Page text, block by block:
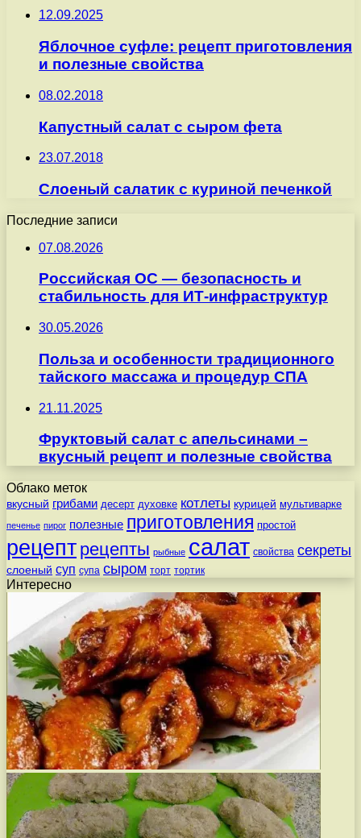
12.09.2025
Яблочное суфле: рецепт приготовления
и полезные свойства
08.02.2018
Капустный салат с сыром фета
23.07.2018
Слоеный салатик с куриной печенкой
Последние записи
07.08.2026
Российская ОС — безопасность и
стабильность для ИТ-инфраструктур
30.05.2026
Польза и особенности традиционного
тайского массажа и процедур СПА
21.11.2025
Фруктовый салат с апельсинами –
вкусный рецепт и полезные свойства
Облако меток
вкусный грибами десерт духовке котлеты курицей мультиварке
печенье пирог полезные приготовления простой
рецепт рецепты рыбные салат свойства секреты
слоеный суп супа сыром торт тортик
Интересно